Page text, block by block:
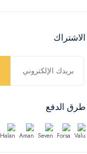
الاشتراك
طرق الدفع